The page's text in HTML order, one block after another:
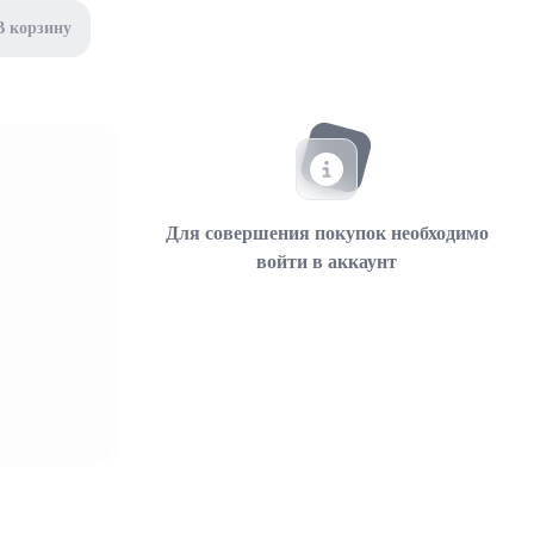
корзину
Для совершения покупок необходимо
войти в аккаунт